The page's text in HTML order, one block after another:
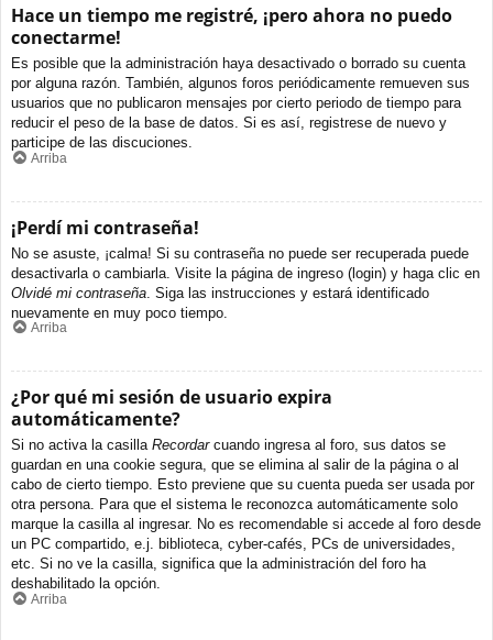
Hace un tiempo me registré, ¡pero ahora no puedo
conectarme!
Es posible que la administración haya desactivado o borrado su cuenta
por alguna razón. También, algunos foros periódicamente remueven sus
usuarios que no publicaron mensajes por cierto periodo de tiempo para
reducir el peso de la base de datos. Si es así, registrese de nuevo y
participe de las discuciones.
Arriba
¡Perdí mi contraseña!
No se asuste, ¡calma! Si su contraseña no puede ser recuperada puede
desactivarla o cambiarla. Visite la página de ingreso (login) y haga clic en
Olvidé mi contraseña . Siga las instrucciones y estará identificado
nuevamente en muy poco tiempo.
Arriba
¿Por qué mi sesión de usuario expira
automáticamente?
Si no activa la casilla Recordarcuando ingresa al foro, sus datos se
guardan en una cookie segura, que se elimina al salir de la página o al
cabo de cierto tiempo. Esto previene que su cuenta pueda ser usada por
otra persona. Para que el sistema le reconozca automáticamente solo
marque la casilla al ingresar. No es recomendable si accede al foro desde
un PC compartido, e.j. biblioteca, cyber-cafés, PCs de universidades,
etc. Si no ve la casilla, significa que la administración del foro ha
deshabilitado la opción.
Arriba